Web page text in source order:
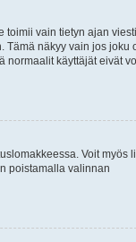
toimii vain tietyn ajan
näkyy vain jos joku
normaalit käyttäjät eivät
Voit myös
poistamalla valinnan